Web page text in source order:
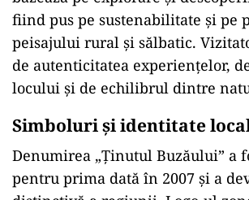
Buzăului” se întinde pe
și cuprinde 18 comune, locuite
de persoane. Regiunea este
teritoriu de dezvoltare
integrate în strategii menite să
dezvoltarea economică și socială
comunităților.